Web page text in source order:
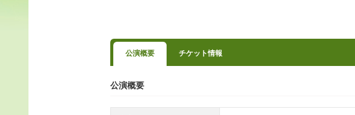
公演概要 チケット情報
公演概要